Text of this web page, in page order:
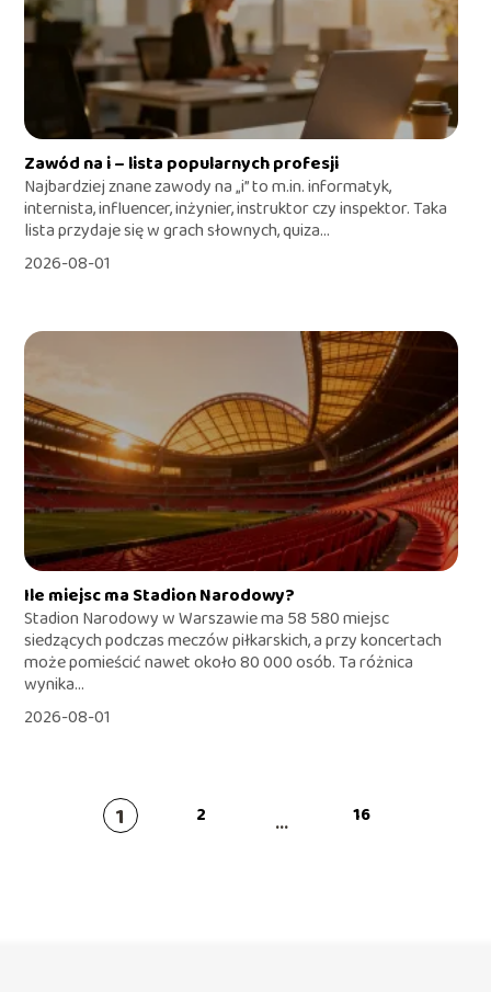
Zawód na i – lista popularnych profesji
Najbardziej znane zawody na „i” to m.in. informatyk,
internista, influencer, inżynier, instruktor czy inspektor. Taka
lista przydaje się w grach słownych, quiza...
2026-08-01
Ile miejsc ma Stadion Narodowy?
Stadion Narodowy w Warszawie ma 58 580 miejsc
siedzących podczas meczów piłkarskich, a przy koncertach
może pomieścić nawet około 80 000 osób. Ta różnica
wynika...
2026-08-01
1 2 ... 16